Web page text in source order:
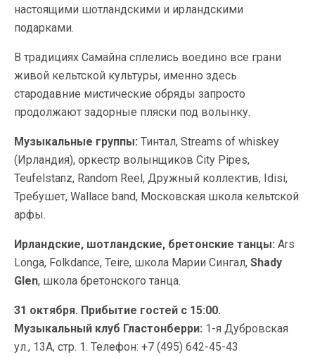
настоящими шотландскими и ирландскими
подарками.
В традициях Самайна сплелись воедино все грани
живой кельтской культуры, именно здесь
стародавние мистические обряды запросто
продолжают задорные пляски под волынку.
Музыкальные группы: Тинтал, Streams of whiskey
(Ирландия), оркестр волынщиков City Pipes,
Teufelstanz, Random Reel, Дружный коллектив, Idisi,
Требушет, Wallace band, Московская школа кельтской
арфы.
Ирландские, шотландские, бретонские танцы: Ars
Longa, Folkdance, Teire, школа Марии Сингал, Shady
Glen, школа бретонского танца.
31 октября. Прибытие гостей с 15:00.
Музыкальный клуб Гластонберри: 1-я Дубровская
ул., 13А, стр. 1. Телефон: +7 (495) 642-45-43